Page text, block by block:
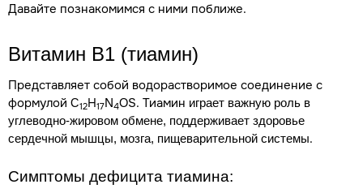
Давайте познакомимся с ними поближе.
Витамин В1 (тиамин)
Представляет собой водорастворимое соединение с
формулой C12H17N4OS. Тиамин играет важную роль в
углеводно-жировом обмене, поддерживает здоровье
сердечной мышцы, мозга, пищеварительной системы.
Симптомы дефицита тиамина: